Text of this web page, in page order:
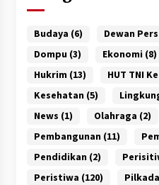
Budaya (6) Dewan
Dompu (3) Ekonomi (8)
Hukrim (13) HUT TNI
Kesehatan (5)
News (1) Olahraga (2)
Pembangunan (11)
Pendidikan (2)
Peristiwa (120) Pilkada